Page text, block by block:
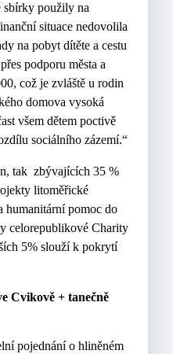
sbírky použily na
situace nedovolila
na pobyt dítěte a cestu
podporu města a
což je zvláště u rodin
domova vysoká
všem dětem poctivě
sociálního zázemí.“
tak zbývajících 35 %
litoměřické
humanitární pomoc do
celorepublikové Charity
5% slouží k pokrytí
Cvikově + tanečně
pojednání o hliněném